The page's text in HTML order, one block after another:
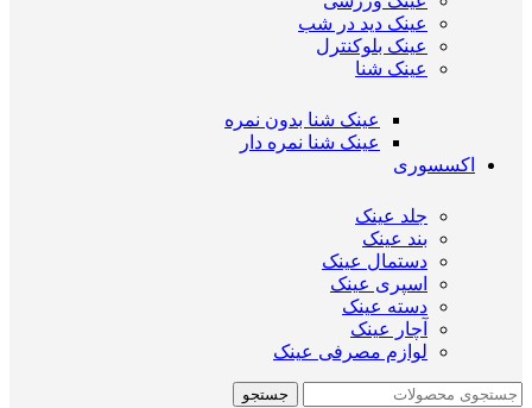
عینک دید در شب
عینک بلوکنترل
عینک شنا
عینک شنا بدون نمره
عینک شنا نمره دار
اکسسوری
جلد عینک
بند عینک
دستمال عینک
اسپری عینک
دسته عینک
آچار عینک
لوازم مصرفی عینک
جستجو